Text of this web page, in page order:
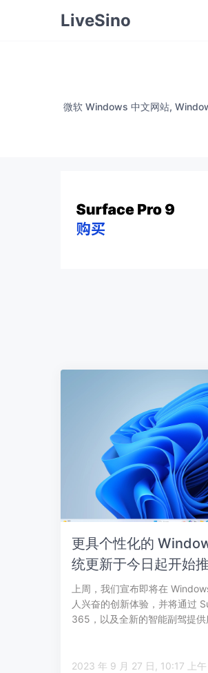
LiveSino
微软 Windows 中文网站,
更具个性化的
统更新于今日起开始
上周，我们宣布即将在
人兴奋的创新体验，并将通过
365，以及全新的智能副驾提
2023 年 9 月 27 日, 10:17 上午